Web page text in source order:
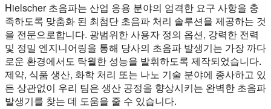
Hielscher 초음파는 산업 응용 분야의 엄격한 요구 사항을 충
족하도록 맞춤화 된 최첨단 초음파 처리 솔루션을 제공하는 것
을 전문으로합니다. 광범위한 사용자 정의 옵션, 강력한 전력
및 정밀 엔지니어링을 통해 당사의 초음파 발생기는 가장 까다
로운 환경에서도 탁월한 성능을 발휘하도록 제작되었습니다.
제약, 식품 생산, 화학 처리 또는 나노 기술 분야에 종사하고 있
든 상관없이 우리 팀은 생산 공정을 향상시키는 완벽한 초음파
발생기를 찾는 데 도움을 줄 수 있습니다.